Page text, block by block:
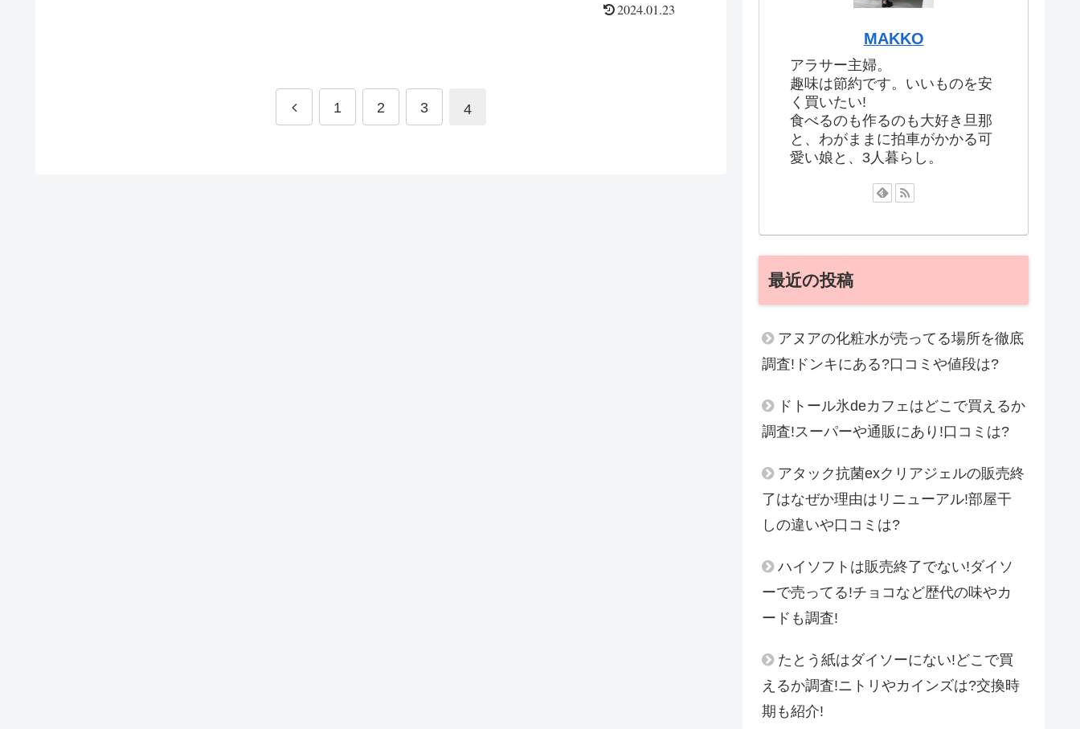
2024.01.23
前 1 2 3 4
MAKKO
アラサー主婦。
趣味は節約です。いいものを安
く買いたい!
食べるのも作るのも大好き旦那
と、わがままに拍車がかかる可
愛い娘と、3人暮らし。
最近の投稿
アヌアの化粧水が売ってる場所を徹底
調査!ドンキにある?口コミや値段は?
ドトール氷deカフェはどこで買えるか
調査!スーパーや通販にあり!口コミは?
アタック抗菌exクリアジェルの販売終
了はなぜか理由はリニューアル!部屋干
しの違いや口コミは?
ハイソフトは販売終了でない!ダイソ
ーで売ってる!チョコなど歴代の味やカ
ードも調査!
たとう紙はダイソーにない!どこで買
えるか調査!ニトリやカインズは?交換時
期も紹介!